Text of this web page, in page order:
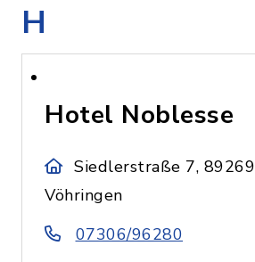
H
Hotel Noblesse
Siedlerstraße 7, 89269
Vöhringen
07306/96280